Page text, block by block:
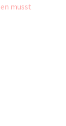
musst